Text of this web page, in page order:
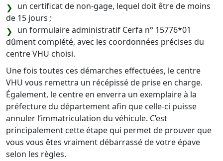
un certificat de non-gage, lequel doit être de moins
de 15 jours ;
un formulaire administratif Cerfa n° 15776*01
dûment complété, avec les coordonnées précises du
centre VHU choisi.
Une fois toutes ces démarches effectuées, le centre
VHU vous remettra un récépissé de prise en charge.
Également, le centre en enverra un exemplaire à la
préfecture du département afin que celle-ci puisse
annuler l’immatriculation du véhicule. C’est
principalement cette étape qui permet de prouver que
vous vous êtes vraiment débarrassé de votre épave
selon les règles.